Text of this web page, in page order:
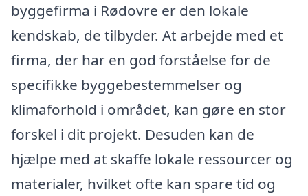
byggefirma i Rødovre er den lokale
kendskab, de tilbyder. At arbejde med et
firma, der har en god forståelse for de
specifikke byggebestemmelser og
klimaforhold i området, kan gøre en stor
forskel i dit projekt. Desuden kan de
hjælpe med at skaffe lokale ressourcer og
materialer, hvilket ofte kan spare tid og